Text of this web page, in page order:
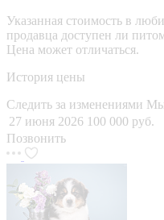
Указанная стоимость в
продавца доступен ли
Цена может отличаться.
История цены
Следить за изменениями Мы
27 июня 2026 100 000 руб.
Позвонить